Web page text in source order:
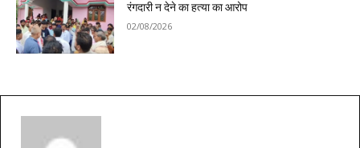
रंगदारी न देने का हत्या का आरोप
02/08/2026